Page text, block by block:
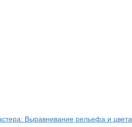
Выравнивание рельефа и